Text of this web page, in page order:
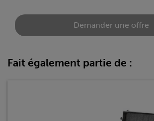
Demander une offre
Fait également partie de :